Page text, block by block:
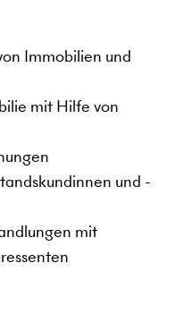
Immobilien und
mit Hilfe von
und -
mit